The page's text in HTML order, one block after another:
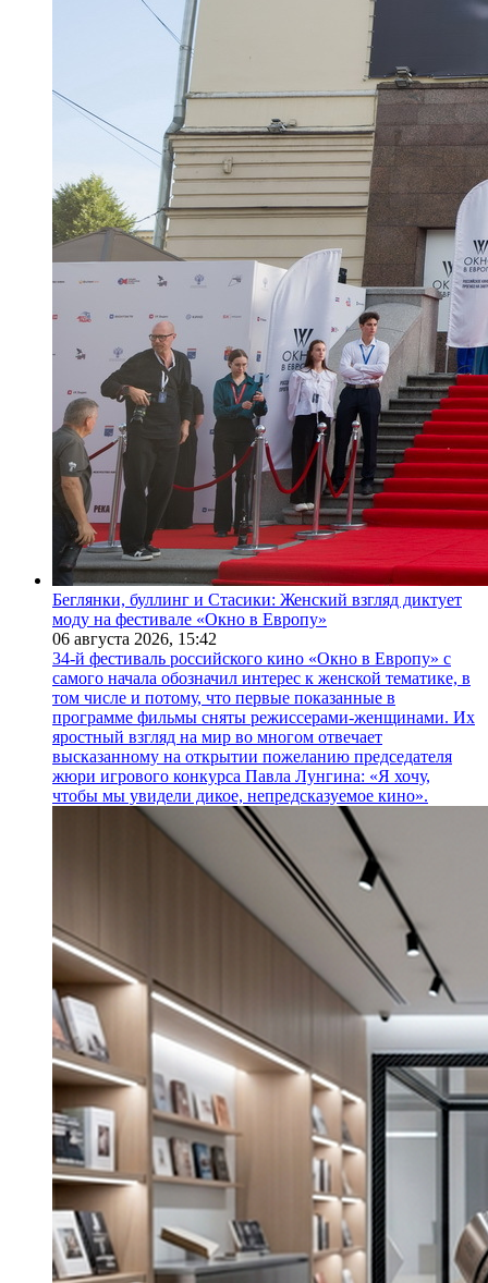
Беглянки, буллинг и Стасики: Женский взгляд диктует
моду на фестивале «Окно в Европу»
06 августа 2026, 15:42
34-й фестиваль российского кино «Окно в Европу» с
самого начала обозначил интерес к женской тематике, в
том числе и потому, что первые показанные в
программе фильмы сняты режиссерами-женщинами. Их
яростный взгляд на мир во многом отвечает
высказанному на открытии пожеланию председателя
жюри игрового конкурса Павла Лунгина: «Я хочу,
чтобы мы увидели дикое, непредсказуемое кино».